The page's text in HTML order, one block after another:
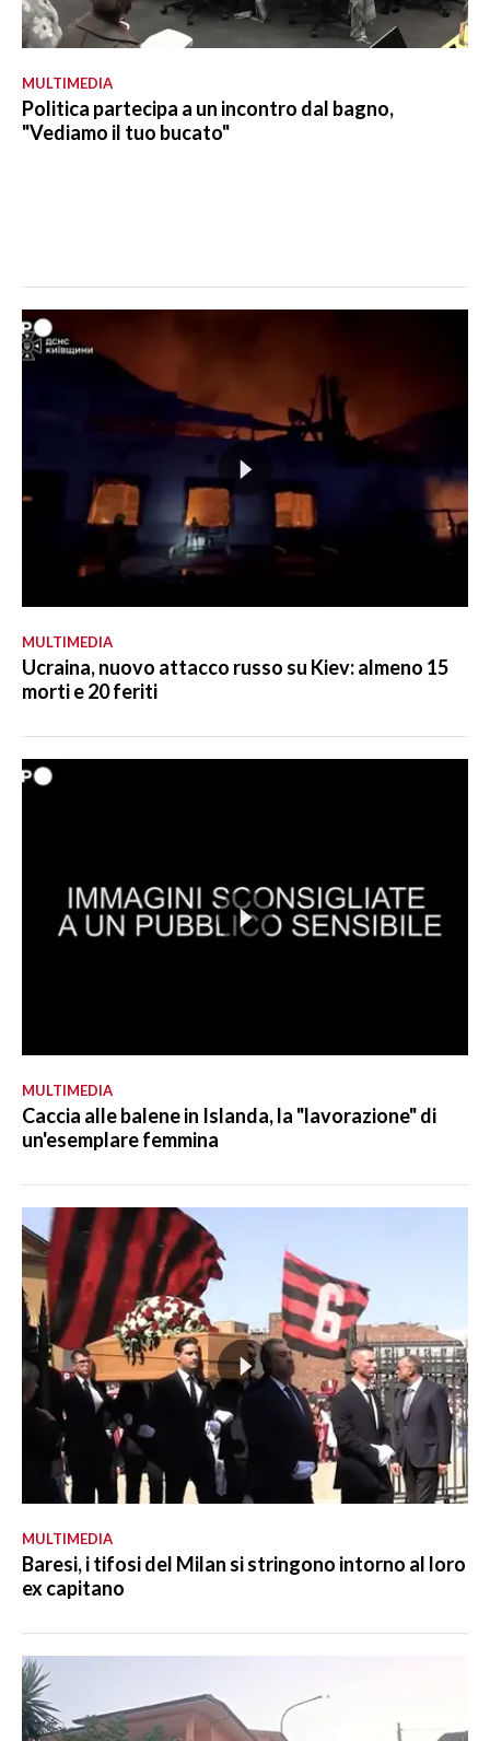
MULTIMEDIA
Politica partecipa a un incontro dal bagno,
"Vediamo il tuo bucato"
MULTIMEDIA
Ucraina, nuovo attacco russo su Kiev: almeno 15
morti e 20 feriti
MULTIMEDIA
Caccia alle balene in Islanda, la "lavorazione" di
un'esemplare femmina
MULTIMEDIA
Baresi, i tifosi del Milan si stringono intorno al loro
ex capitano